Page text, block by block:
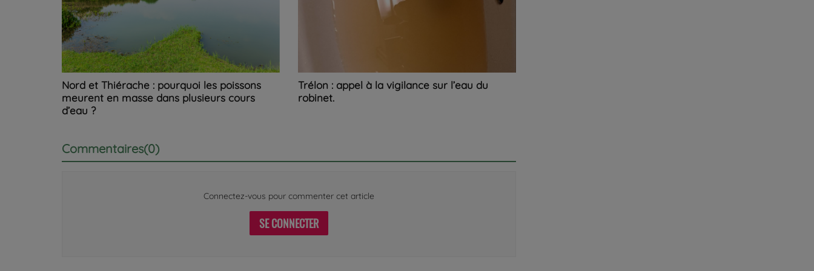
Nord et Thiérache : pourquoi les poissons
meurent en masse dans plusieurs cours
d’eau ?
Trélon : appel à la vigilance sur l’eau du
robinet.
Commentaires(0)
Connectez-vous pour commenter cet article
SE CONNECTER